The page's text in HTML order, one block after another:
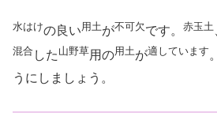
水はけの良い用土が不可欠です。 赤玉土
混合 した 山野草用の用土が適しています。
うにしましょう。